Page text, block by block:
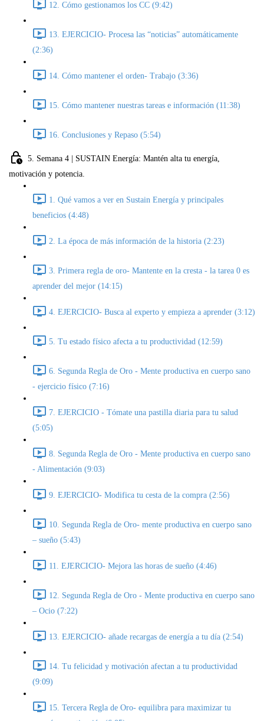
12. Cómo gestionamos los CC (9:42)
13. EJERCICIO- Procesa las “noticias” automáticamente
(2:36)
14. Cómo mantener el orden- Trabajo (3:36)
15. Cómo mantener nuestras tareas e información (11:38)
16. Conclusiones y Repaso (5:54)
5. Semana 4 | SUSTAIN Energía: Mantén alta tu energía,
motivación y potencia.
1. Qué vamos a ver en Sustain Energía y principales
beneficios (4:48)
2. La época de más información de la historia (2:23)
3. Primera regla de oro- Mantente en la cresta - la tarea 0 es
aprender del mejor (14:15)
4. EJERCICIO- Busca al experto y empieza a aprender (3:12)
5. Tu estado físico afecta a tu productividad (12:59)
6. Segunda Regla de Oro - Mente productiva en cuerpo sano
- ejercicio físico (7:16)
7. EJERCICIO - Tómate una pastilla diaria para tu salud
(5:05)
8. Segunda Regla de Oro - Mente productiva en cuerpo sano
- Alimentación (9:03)
9. EJERCICIO- Modifica tu cesta de la compra (2:56)
10. Segunda Regla de Oro- mente productiva en cuerpo sano
– sueño (5:43)
11. EJERCICIO- Mejora las horas de sueño (4:46)
12. Segunda Regla de Oro - Mente productiva en cuerpo sano
– Ocio (7:22)
13. EJERCICIO- añade recargas de energía a tu día (2:54)
14. Tu felicidad y motivación afectan a tu productividad
(9:09)
15. Tercera Regla de Oro- equilibra para maximizar tu